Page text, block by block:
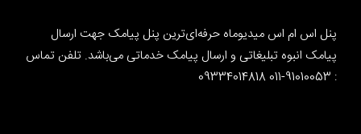
پنل اس ام اس میدیوماه حرفه‌ای‌ترین پنل پیامک جهت ارسال
پیامک انبوه تبلیغاتی و ارسال پیامک خدماتی می‌باشد. تلفن تماس
: 91010053-011 09334014818